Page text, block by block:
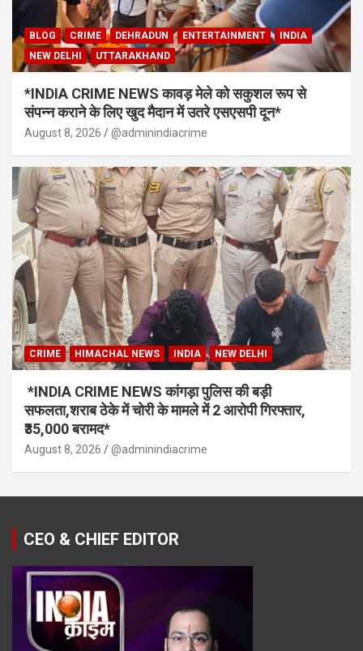
BLOG CRIME DEHRADUN ENTERTAINMENT
INDIA
NEW DELHI
UTTARAKHAND
*INDIA CRIME NEWS कावड़ मेले को सकुशल रूप से
संपन्न कराने के लिए खुद मैदान में उतरे एसएसपी दून*
August 8, 2026 @adminindiacrime
CRIME HIMACHAL NEWS INDIA NEW DELHI
*INDIA CRIME NEWS कांगड़ा पुलिस की बड़ी
सफलता,शराब ठेके में चोरी के मामले में 2 आरोपी गिरफ्तार,
₹35,000 बरामद*
August 8, 2026 @adminindiacrime
CEO & CHIEF EDITOR